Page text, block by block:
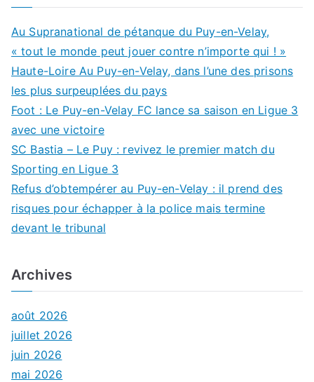
Au Supranational de pétanque du Puy-en-Velay,
« tout le monde peut jouer contre n’importe qui ! »
Haute-Loire Au Puy-en-Velay, dans l’une des prisons
les plus surpeuplées du pays
Foot : Le Puy-en-Velay FC lance sa saison en Ligue 3
avec une victoire
SC Bastia – Le Puy : revivez le premier match du
Sporting en Ligue 3
Refus d’obtempérer au Puy-en-Velay : il prend des
risques pour échapper à la police mais termine
devant le tribunal
Archives
août 2026
juillet 2026
juin 2026
mai 2026